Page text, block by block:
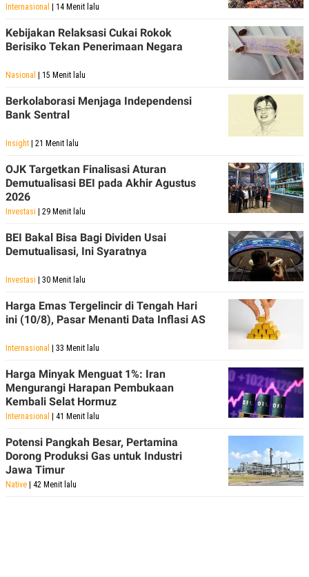
Internasional | 14 Menit lalu
Kebijakan Relaksasi Cukai Rokok
Berisiko Tekan Penerimaan Negara
Nasional | 15 Menit lalu
Berkolaborasi Menjaga Independensi
Bank Sentral
Insight | 21 Menit lalu
OJK Targetkan Finalisasi Aturan
Demutualisasi BEI pada Akhir Agustus
2026
Investasi | 29 Menit lalu
BEI Bakal Bisa Bagi Dividen Usai
Demutualisasi, Ini Syaratnya
Investasi | 30 Menit lalu
Harga Emas Tergelincir di Tengah Hari
ini (10/8), Pasar Menanti Data Inflasi AS
Internasional | 33 Menit lalu
Harga Minyak Menguat 1%: Iran
Mengurangi Harapan Pembukaan
Kembali Selat Hormuz
Internasional | 41 Menit lalu
Potensi Pangkah Besar, Pertamina
Dorong Produksi Gas untuk Industri
Jawa Timur
Native | 42 Menit lalu